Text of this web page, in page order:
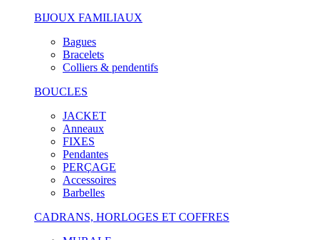
BIJOUX FAMILIAUX
Bagues
Bracelets
Colliers & pendentifs
BOUCLES
JACKET
Anneaux
FIXES
Pendantes
PERÇAGE
Accessoires
Barbelles
CADRANS, HORLOGES ET COFFRES